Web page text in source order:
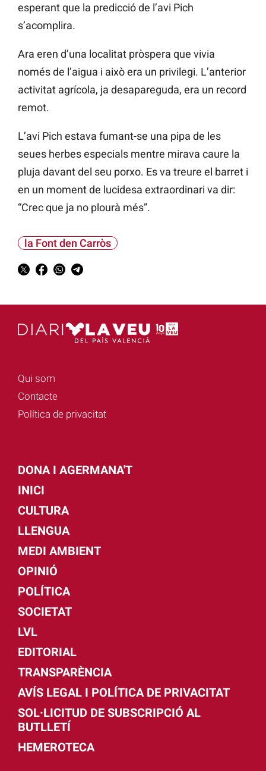
esperant que la predicció de l’avi Pich
s’acomplira.
Ara eren d’una localitat pròspera que vivia
només de l’aigua i això era un privilegi. L’anterior
activitat agrícola, ja desapareguda, era un record
remot.
L’avi Pich estava fumant-se una pipa de les
seues herbes especials mentre mirava caure la
pluja davant del seu porxo. Es va treure el barret i
en un moment de lucidesa extraordinari va dir:
“Crec que ja no plourà més”.
la Font den Carròs
Qui som
Contacte
Política de privacitat
DONA I AGERMANA'T
INICI
CULTURA
LLENGUA
MEDI AMBIENT
OPINIÓ
POLÍTICA
SOCIETAT
LVL
EDITORIAL
TRANSPARÈNCIA
AVÍS LEGAL I POLÍTICA DE PRIVACITAT
SOL·LICITUD DE SUBSCRIPCIÓ AL
BUTLLETÍ
HEMEROTECA